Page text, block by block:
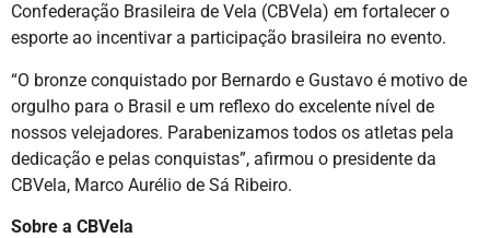
Confederação Brasileira de Vela (CBVela) em fortalecer o
esporte ao incentivar a participação brasileira no evento.
“O bronze conquistado por Bernardo e Gustavo é motivo de
orgulho para o Brasil e um reflexo do excelente nível de
nossos velejadores. Parabenizamos todos os atletas pela
dedicação e pelas conquistas”, afirmou o presidente da
CBVela, Marco Aurélio de Sá Ribeiro.
Sobre a CBVela